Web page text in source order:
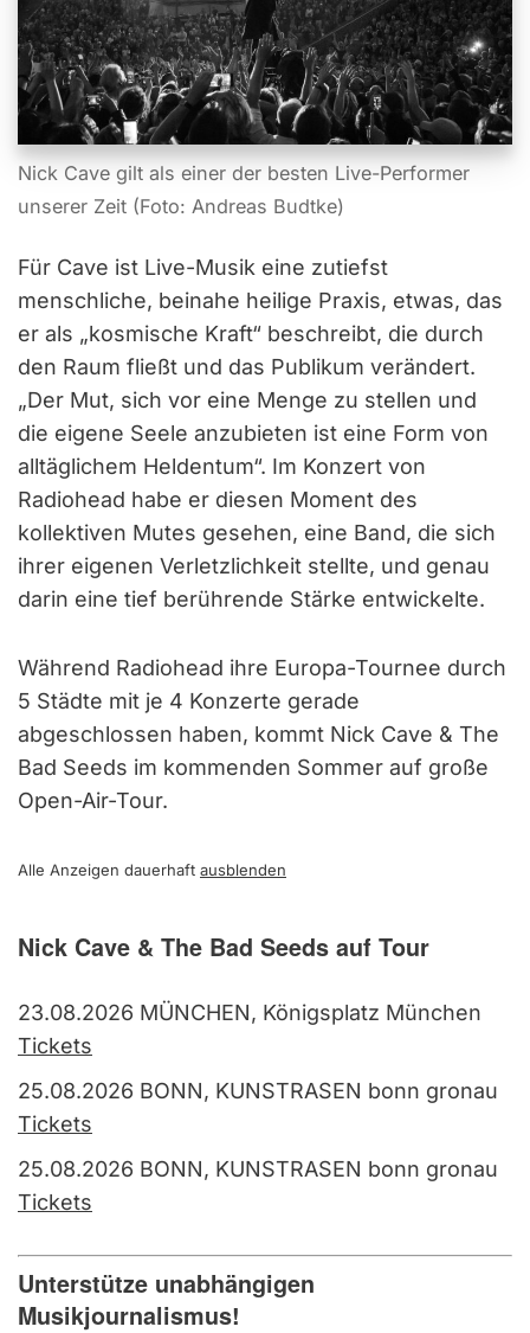
Nick Cave gilt als einer der besten Live-Performer
unserer Zeit (Foto: Andreas Budtke)
Für Cave ist Live-Musik eine zutiefst
menschliche, beinahe heilige Praxis, etwas, das
er als „kosmische Kraft“ beschreibt, die durch
den Raum fließt und das Publikum verändert.
„Der Mut, sich vor eine Menge zu stellen und
die eigene Seele anzubieten ist eine Form von
alltäglichem Heldentum“. Im Konzert von
Radiohead habe er diesen Moment des
kollektiven Mutes gesehen, eine Band, die sich
ihrer eigenen Verletzlichkeit stellte, und genau
darin eine tief berührende Stärke entwickelte.
Während Radiohead ihre Europa-Tournee durch
5 Städte mit je 4 Konzerte gerade
abgeschlossen haben, kommt Nick Cave & The
Bad Seeds im kommenden Sommer auf große
Open-Air-Tour.
Alle Anzeigen dauerhaft ausblenden
Nick Cave & The Bad Seeds auf Tour
23.08.2026 MÜNCHEN, Königsplatz München
Tickets
25.08.2026 BONN, KUNSTRASEN bonn gronau
Tickets
25.08.2026 BONN, KUNSTRASEN bonn gronau
Tickets
Unterstütze unabhängigen
Musikjournalismus!